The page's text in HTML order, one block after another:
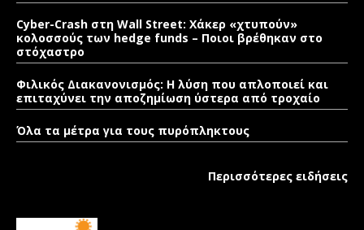
Cyber-Crash στη Wall Street: Χάκερ «χτυπούν»
κολοσσούς των hedge funds – Ποιοι βρέθηκαν στο
στόχαστρο
Φιλικός Διακανονισμός: Η λύση που απλοποιεί και
επιταχύνει την αποζημίωση ύστερα από τροχαίο
Όλα τα μέτρα για τους πυρόπληκτους
Περισσότερες ειδήσεις